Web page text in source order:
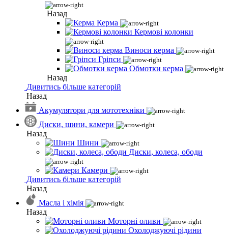
Назад
Керма
Кермові колонки
Виноси керма
Гріпси
Обмотки керма
Назад
Дивитись більше категорій
Назад
Акумулятори для мототехніки
Диски, шини, камери
Назад
Шини
Диски, колеса, ободи
Камери
Дивитись більше категорій
Назад
Масла і хімія
Назад
Моторні оливи
Охолоджуючі рідини